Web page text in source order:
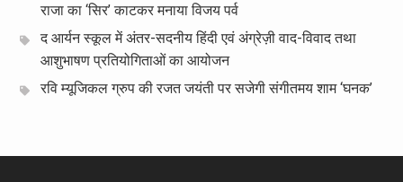
राजा का ‘सिर’ काटकर मनाया विजय पर्व
द आर्यन स्कूल में अंतर-सदनीय हिंदी एवं अंग्रेज़ी वाद-विवाद तथा
आशुभाषण प्रतियोगिताओं का आयोजन
रवि म्यूजिकल ग्रुप की रजत जयंती पर सजेगी संगीतमय शाम ‘घनक’